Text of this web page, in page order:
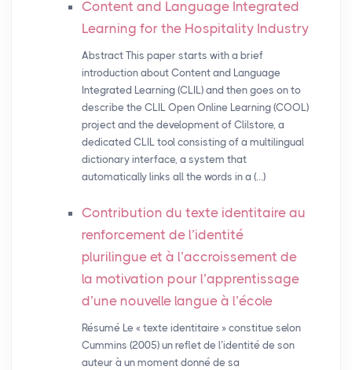
Content and Language Integrated
Learning for the Hospitality Industry
Abstract This paper starts with a brief
introduction about Content and Language
Integrated Learning (CLIL) and then goes on to
describe the CLIL Open Online Learning (COOL)
project and the development of Clilstore, a
dedicated CLIL tool consisting of a multilingual
dictionary interface, a system that
automatically links all the words in a (…)
Contribution du texte identitaire au
renforcement de l’identité
plurilingue et à l’accroissement de
la motivation pour l’apprentissage
d’une nouvelle langue à l’école
Résumé Le « texte identitaire » constitue selon
Cummins (2005) un reflet de l’identité de son
auteur à un moment donné de sa